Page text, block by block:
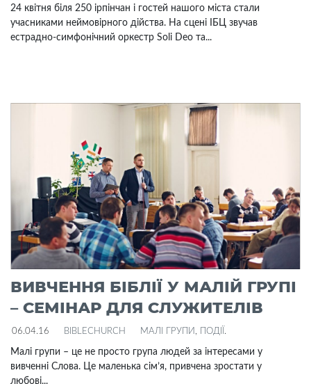
24 квітня біля 250 ірпінчан і гостей нашого міста стали
учасниками неймовірного дійства. На сцені ІБЦ звучав
естрадно-симфонічний оркестр Soli Deo та...
ВИВЧЕННЯ БІБЛІЇ У МАЛІЙ ГРУПІ
– СЕМІНАР ДЛЯ СЛУЖИТЕЛІВ
06.04.16 BIBLECHURCH МАЛІ ГРУПИ , ПОДІЇ .
Малі групи – це не просто група людей за інтересами у
вивченні Слова. Це маленька сім’я, привчена зростати у
любові...